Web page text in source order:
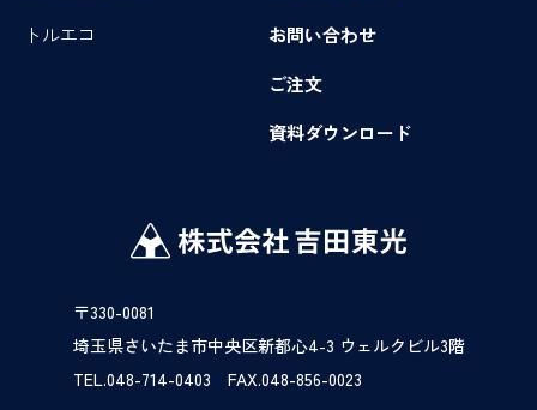
〒330-0081
埼玉県さいたま市中央区新都心4-3 ウェルクビル3階
TEL.048-714-0403 FAX.048-856-0023
トルエコ
お問い合わせ
ご注文
資料ダウンロード